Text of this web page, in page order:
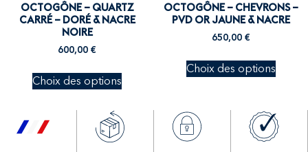
OCTOGÔNE – QUARTZ
CARRÉ – DORÉ & NACRE
NOIRE
600,00 €
Choix des options
OCTOGÔNE – CHEVRONS –
PVD OR JAUNE & NACRE
650,00 €
Choix des options